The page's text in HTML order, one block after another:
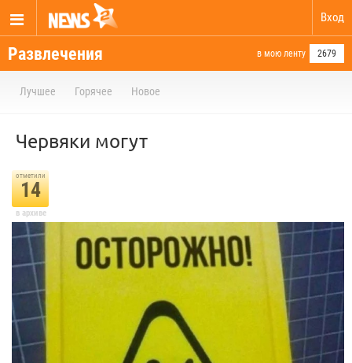
Вход
Развлечения в мою ленту 2679
Лучшее Горячее Новое
Червяки могут
отметили
14
в архиве